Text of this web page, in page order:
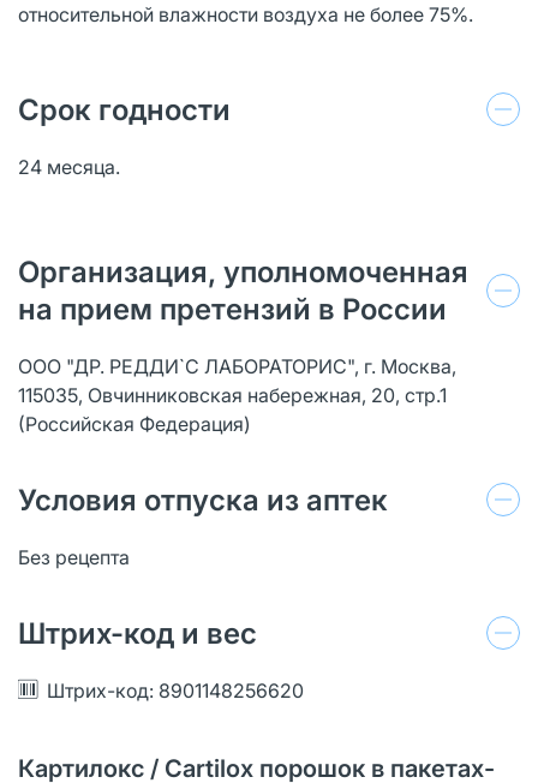
относительной влажности воздуха не более 75%.
Срок годности
24 месяца.
Организация, уполномоченная
на прием претензий в России
ООО "ДР. РЕДДИ`С ЛАБОРАТОРИС", г. Москва,
115035, Овчинниковская набережная, 20, стр.1
(Российская Федерация)
Условия отпуска из аптек
Без рецепта
Штрих-код и вес
Штрих-код: 8901148256620
Картилокс / Cartilox порошок в пакетах-